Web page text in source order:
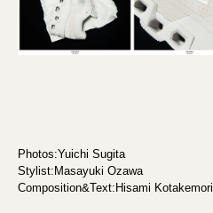
Photos:Yuichi Sugita
Stylist:Masayuki Ozawa
Composition&Text:Hisami Kotakemori